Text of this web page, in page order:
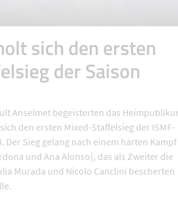
sich den ersten
der Saison
Anselmet begeisterten das
den ersten Mixed-Staffelsieg der ISMF-
Der Sieg gelang nach einem harten
und Ana Alonso), das als Zweiter die
Murada und Nicolo Canclini bescherten